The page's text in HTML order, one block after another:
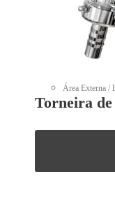
Área Externa /
Torneira de